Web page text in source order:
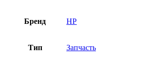
Бренд HP
Тип Запчасть